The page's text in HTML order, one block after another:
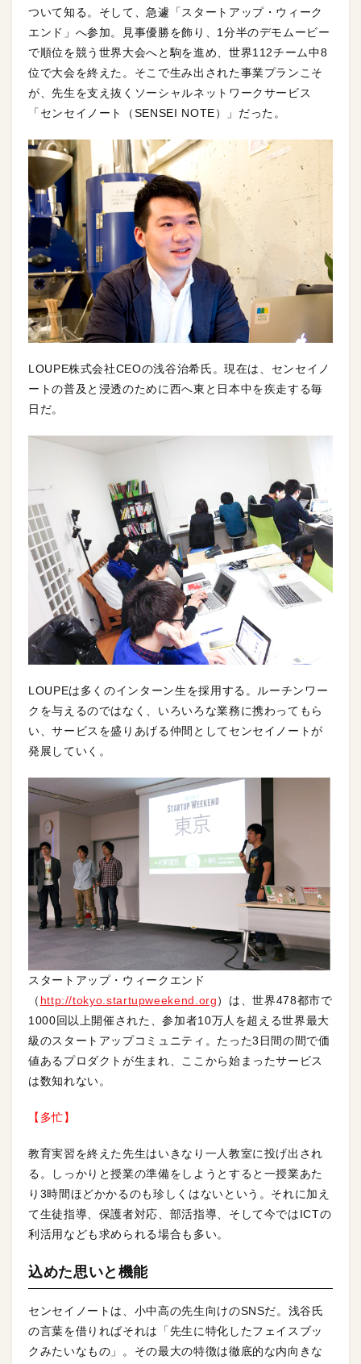
ついて知る。そして、急遽「スタートアップ・ウィーク
エンド」へ参加。見事優勝を飾り、1分半のデモムービー
で順位を競う世界大会へと駒を進め、世界112チーム中8
位で大会を終えた。そこで生み出された事業プランこそ
が、先生を支え抜くソーシャルネットワークサービス
「センセイノート（SENSEI NOTE）」だった。
LOUPE株式会社CEOの浅谷治希氏。現在は、センセイノ
ートの普及と浸透のために西へ東と日本中を疾走する毎
日だ。
LOUPEは多くのインターン生を採用する。ルーチンワー
クを与えるのではなく、いろいろな業務に携わってもら
い、サービスを盛りあげる仲間としてセンセイノートが
発展していく。
スタートアップ・ウィークエンド
（ http://tokyo.startupweekend.org）は、世界478都市で
1000回以上開催された、参加者10万人を超える世界最大
級のスタートアップコミュニティ。たった3日間の間で価
値あるプロダクトが生まれ、ここから始まったサービス
は数知れない。
【多忙】
教育実習を終えた先生はいきなり一人教室に投げ出され
る。しっかりと授業の準備をしようとすると一授業あた
り3時間ほどかかるのも珍しくはないという。それに加え
て生徒指導、保護者対応、部活指導、そして今ではICTの
利活用なども求められる場合も多い。
込めた思いと機能
センセイノートは、小中高の先生向けのSNSだ。浅谷氏
の言葉を借りればそれは「先生に特化したフェイスブッ
クみたいなもの」。その最大の特徴は徹底的な内向きな